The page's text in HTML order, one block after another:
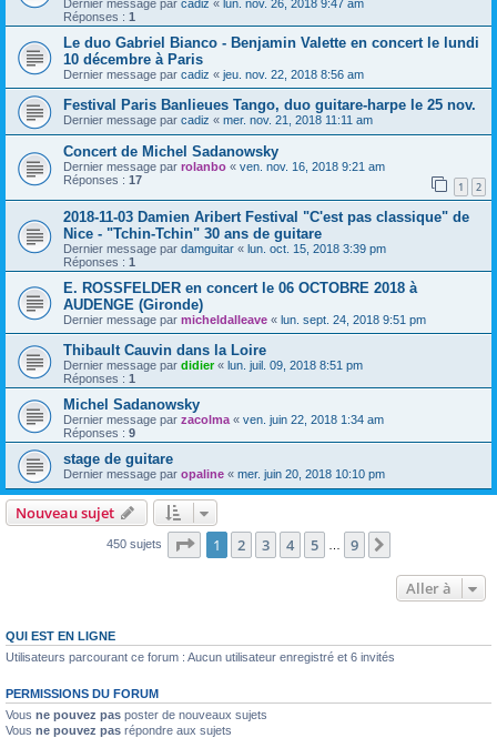
Dernier message par cadiz « lun. nov. 26, 2018 9:47 am
Réponses : 1
Le duo Gabriel Bianco - Benjamin Valette en concert le lundi
10 décembre à Paris
Dernier message par cadiz « jeu. nov. 22, 2018 8:56 am
Festival Paris Banlieues Tango, duo guitare-harpe le 25 nov.
Dernier message par cadiz « mer. nov. 21, 2018 11:11 am
Concert de Michel Sadanowsky
Dernier message par rolanbo « ven. nov. 16, 2018 9:21 am
Réponses : 17 1 2
2018-11-03 Damien Aribert Festival "C'est pas classique" de
Nice - "Tchin-Tchin" 30 ans de guitare
Dernier message par damguitar « lun. oct. 15, 2018 3:39 pm
Réponses : 1
E. ROSSFELDER en concert le 06 OCTOBRE 2018 à
AUDENGE (Gironde)
Dernier message par micheldalleave « lun. sept. 24, 2018 9:51 pm
Thibault Cauvin dans la Loire
Dernier message par didier« lun. juil. 09, 2018 8:51 pm
Réponses : 1
Michel Sadanowsky
Dernier message par zacolma « ven. juin 22, 2018 1:34 am
Réponses : 9
stage de guitare
Dernier message par opaline « mer. juin 20, 2018 10:10 pm
Nouveau sujet
450 sujets Page 1sur9
1 2 3 4 5 9
Aller à
QUI EST EN LIGNE
Utilisateurs parcourant ce forum : Aucun utilisateur enregistré et 6 invités
PERMISSIONS DU FORUM
Vous ne pouvez pas poster de nouveaux sujets
Vous ne pouvez pas répondre aux sujets